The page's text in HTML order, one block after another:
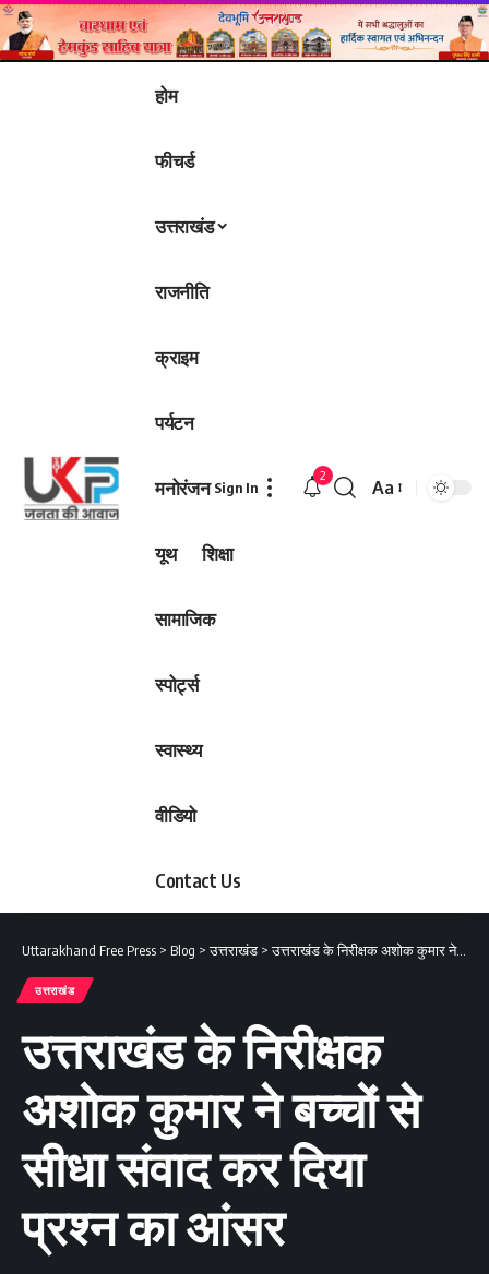
होम
फीचर्ड
उत्तराखंड
राजनीति
क्राइम
पर्यटन
मनोरंजन
यूथ शिक्षा
सामाजिक
स्पोर्ट्स
स्वास्थ्य
वीडियो
Contact Us
Sign In
2
Font
Aa
Uttarakhand Free Press > Blog >उत्तराखंड >उत्तराखंड के निरीक्षक अशोक कुमार ने बच्चों से सीधा संवाद कर दिया प्रश्न का आंसर
उत्तराखंड
उत्तराखंड के निरीक्षक
अशोक कुमार ने बच्चों से
सीधा संवाद कर दिया
प्रश्न का आंसर